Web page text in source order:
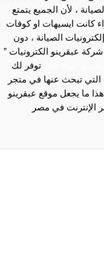
، لأن الجميع يتمتع
كانت ايسيهات او كوفات
الصيانة ، دون
عبقرينو الكترونيات ”
توفر لك
التي تبحث عنها في متجر
ما يجعل موقع عبقرينو